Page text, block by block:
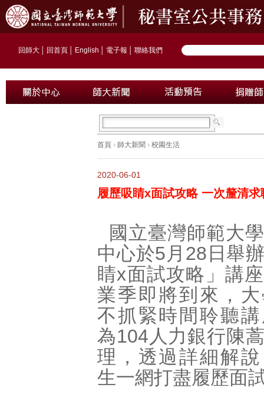
回師大 回首頁 English 電子報 聯絡我們
首頁 › 師大新聞 › 校園生活
2020-06-01
履歷吸睛x面試攻略 一次釐清求
國立臺灣師範大
中心於5月28日舉
睛x面試攻略」講
業季即將到來，
不抓緊時間聆聽
為104人力銀行陳
理，透過詳細解
生一網打盡履歷面